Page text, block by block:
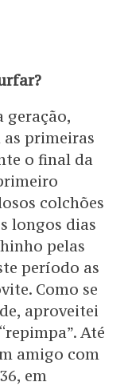
geração,
as primeiras
o final da
colchões
longos dias
pelas
período as
Como se
aproveitei
Até
amigo com
em